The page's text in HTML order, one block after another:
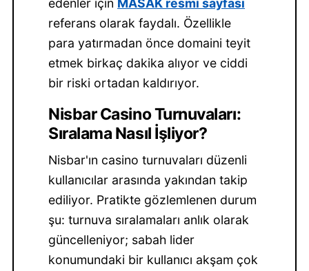
edenler için MASAK resmi sayfası
referans olarak faydalı. Özellikle
para yatırmadan önce domaini teyit
etmek birkaç dakika alıyor ve ciddi
bir riski ortadan kaldırıyor.
Nisbar Casino Turnuvaları:
Sıralama Nasıl İşliyor?
Nisbar'ın casino turnuvaları düzenli
kullanıcılar arasında yakından takip
ediliyor. Pratikte gözlemlenen durum
şu: turnuva sıralamaları anlık olarak
güncelleniyor; sabah lider
konumundaki bir kullanıcı akşam çok